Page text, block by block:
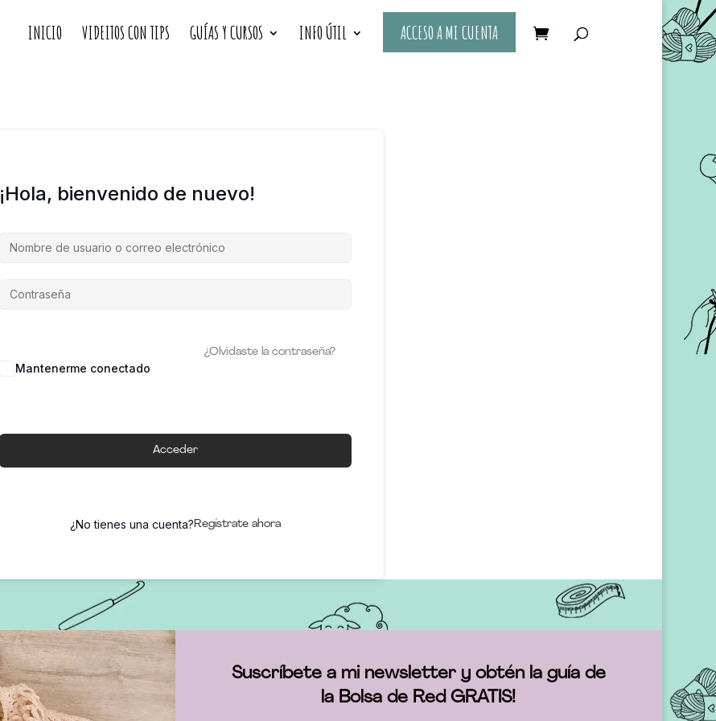
INICIO VIDEITOS CON TIPS GUÍAS Y CURSOS INFO ÚTIL ACCESO A MI CUENTA
¡Hola, bienvenido de nuevo!
Mantenerme conectado
¿Olvidaste la contraseña?
Acceder
¿No tienes una cuenta?Regístrate ahora
Suscríbete a mi newsletter y obtén la guía de
la Bolsa de Red GRATIS!